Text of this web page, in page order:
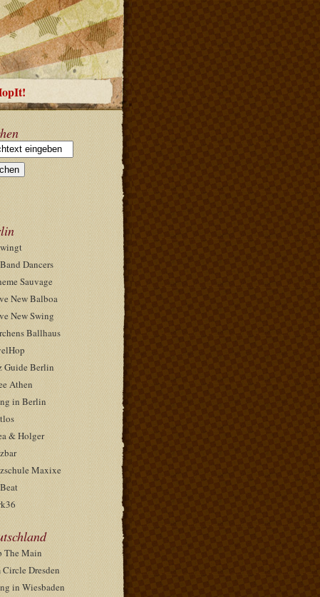
Dancers
Sauvage
New Balboa
New Swing
Ballhaus
Guide Berlin
Athen
in Berlin
& Holger
Maxixe
The Main
Circle Dresden
in Wiesbaden